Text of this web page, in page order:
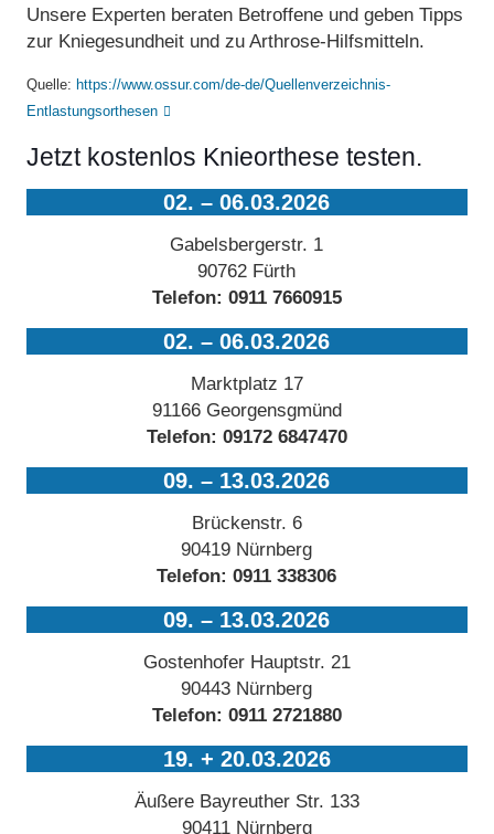
Unsere Experten beraten Betroffene und geben Tipps
zur Kniegesundheit und zu Arthrose-Hilfsmitteln.
Quelle: https://www.ossur.com/de-de/Quellenverzeichnis-
Entlastungsorthesen
Jetzt kostenlos Knieorthese testen.
02. – 06.03.2026
Gabelsbergerstr. 1
90762 Fürth
Telefon: 0911 7660915
02. – 06.03.2026
Marktplatz 17
91166 Georgensgmünd
Telefon: 09172 6847470
09. – 13.03.2026
Brückenstr. 6
90419 Nürnberg
Telefon:0911 338306
09. – 13.03.2026
Gostenhofer Hauptstr. 21
90443 Nürnberg
Telefon: 0911 2721880
19. + 20.03.2026
Äußere Bayreuther Str. 133
90411 Nürnberg